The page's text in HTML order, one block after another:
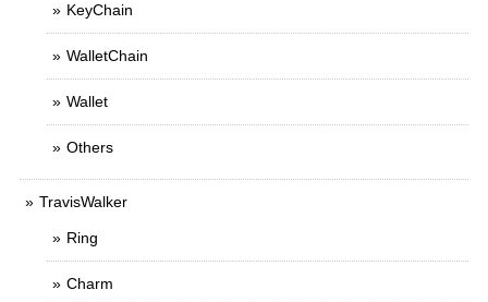
KeyChain
WalletChain
Wallet
Others
TravisWalker
Ring
Charm